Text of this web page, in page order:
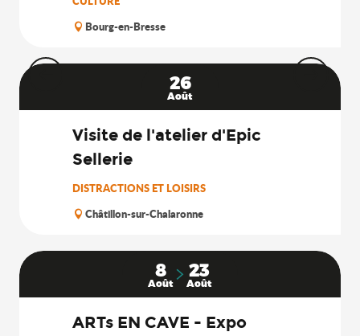
Bourg-en-Bresse
26
Août
Visite de l'atelier d'Epic
Sellerie
DISTRACTIONS ET LOISIRS
Châtillon-sur-Chalaronne
8
Août
23
Août
ARTs EN CAVE - Expo